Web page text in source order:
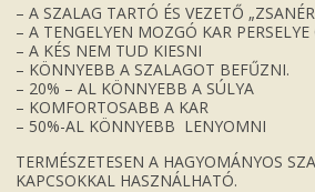
– A SZALAG TARTÓ ÉS VEZETŐ
– A TENGELYEN MOZGÓ KAR PERSELYE
– A KÉS NEM TUD KIESNI
– KÖNNYEBB A SZALAGOT BEFŰZNI.
– 20% – AL KÖNNYEBB A SÚLYA
– KOMFORTOSABB A KAR
– 50%-AL KÖNNYEBB LENYOMNI
TERMÉSZETESEN A HAGYOMÁNYOS
KAPCSOKKAL HASZNÁLHATÓ.